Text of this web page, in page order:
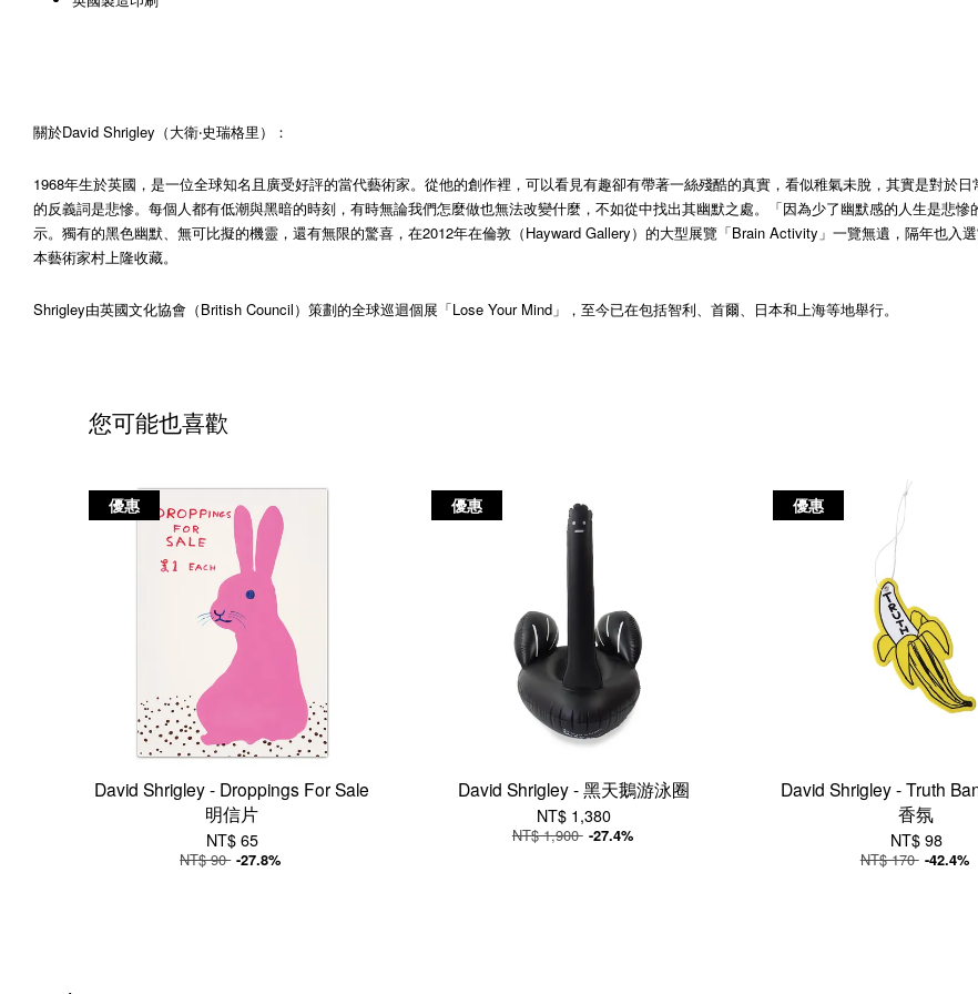
關於David Shrigley（大衛‧史瑞格里）：
1968年生於英國，是一位全球知名且廣受好評的當代藝術家。從他的創作裡，可以看見有趣卻有帶著一絲殘酷的真實，看似稚氣未脫，其實是對於
的反義詞是悲慘。每個人都有低潮與黑暗的時刻，有時無論我們怎麼做也無法改變什麼，不如從中找出其幽默之處。「因為少了幽默感的人生是悲
示。獨有的黑色幽默、無可比擬的機靈，還有無限的驚喜，在2012年在倫敦（Hayward Gallery）的大型展覽「Brain Activity」一覽無遺，隔年也入
本藝術家村上隆收藏。
Shrigley由英國文化協會（British Council）策劃的全球巡迴個展「Lose Your Mind」，至今已在包括智利、首爾、日本和上海等地舉行。
您可能也喜歡
優惠
David Shrigley - Droppings For Sale
明信片
NT$ 65
NT$ 90 -27.8%
優惠
David Shrigley - 黑天鵝游泳圈
NT$ 1,380
NT$ 1,900 -27.4%
優惠
David Shrigley - Truth
香氛
NT$ 98
NT$ 170 -42.4%